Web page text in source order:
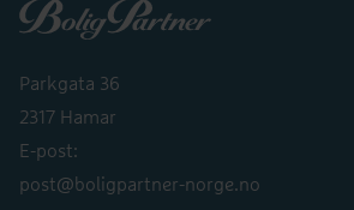
Boligpartner
Parkgata 36
2317 Hamar
E-post:
post@boligpartner-norge.no